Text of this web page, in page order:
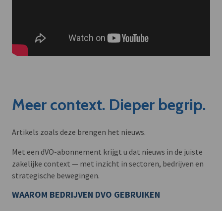
Meer context. Dieper begrip.
Artikels zoals deze brengen het nieuws.
Met een dVO-abonnement krijgt u dat nieuws in de juiste
zakelijke context — met inzicht in sectoren, bedrijven en
strategische bewegingen.
WAAROM BEDRIJVEN DVO GEBRUIKEN